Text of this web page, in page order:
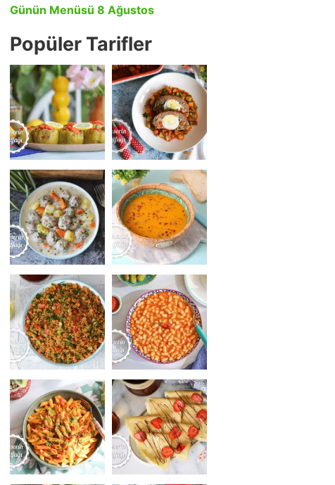
Günün Menüsü 8 Ağustos
Popüler Tarifler